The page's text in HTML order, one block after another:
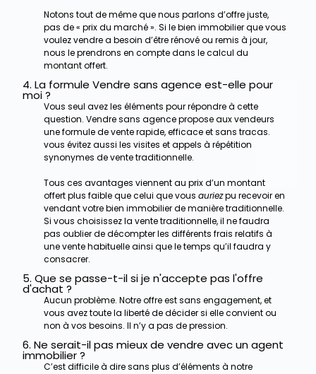
Notons tout de même que nous parlons d’offre juste,
pas de « prix du marché ». Si le bien immobilier que vous
voulez vendre a besoin d’être rénové ou remis à jour,
nous le prendrons en compte dans le calcul du
montant offert.
4. La formule Vendre sans agence est-elle pour
moi ?
Vous seul avez les éléments pour répondre à cette
question. Vendre sans agence propose aux vendeurs
une formule de vente rapide, efficace et sans tracas.
vous évitez aussi les visites et appels à répétition
synonymes de vente traditionnelle.
Tous ces avantages viennent au prix d’un montant
offert plus faible que celui que vous auriezpu recevoir en
vendant votre bien immobilier de manière traditionnelle.
Si vous choisissez la vente traditionnelle, il ne faudra
pas oublier de décompter les différents frais relatifs à
une vente habituelle ainsi que le temps qu’il faudra y
consacrer.
5. Que se passe-t-il si je n'accepte pas l'offre
d'achat ?
Aucun problème. Notre offre est sans engagement, et
vous avez toute la liberté de décider si elle convient ou
non à vos besoins. Il n’y a pas de pression.
6. Ne serait-il pas mieux de vendre avec un agent
immobilier ?
C’est difficile à dire sans plus d’éléments à notre